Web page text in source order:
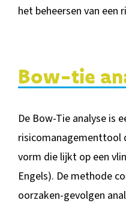
het beheersen van een
Bow-tie
De Bow-Tie analyse is
risicomanagementtool
vorm die lijkt op een
Engels). De methode
oorzaken-gevolgen